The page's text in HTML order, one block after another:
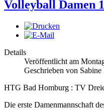
Volleyball Damen
Details
Veröffentlicht am
Geschrieben von
HTG Bad Homburg : TV
Die erste Damenmannschaft